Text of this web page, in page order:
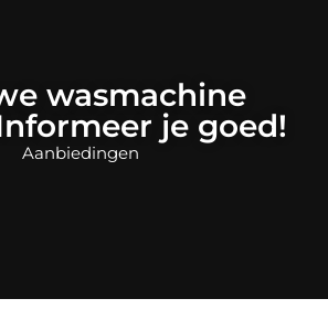
wasmachine
je goed!
Aanbiedingen